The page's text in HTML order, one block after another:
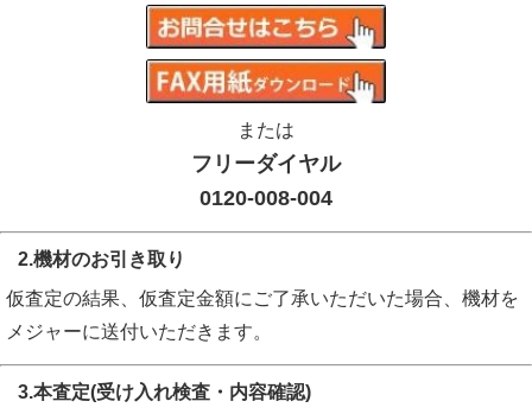
または
フリーダイヤル
0120-008-004
2.機材のお引き取り
仮査定の結果、仮査定金額にご了承いただいた場合、機材を
メジャーに送付いただきます。
3.本査定(受け入れ検査・内容確認)